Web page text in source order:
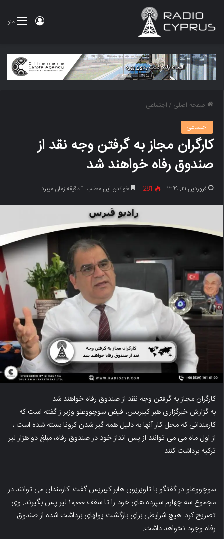
منو ورود
صفحه اصلی /اجتماعی
اجتماعی
کارگران مجاز به گرفتن وجه نقد از
صندوق رفاه خواهند شد
فروردین ۲۱, ۱۳۹۹ 281 خواندن این مطلب 1 دقیقه زمان میبرد
کارگران مجاز به گرفتن وجه نقد از صندوق رفاه خواهند شد.
به گزارش خبرگزاری هبر کیبریس، فیض سوچووعلو وزیر ز گفته است که
کارمندانی که محل کار آنها به دلیل همه گیر شدن کرونا بسته شده است ،
از اول ماه می می توانند از پس انداز خود در صندوق رفاه، مبلغ دو هزار لیر
ترکیه برداشت کنند
سوچووعلو در گفتگو با تلویزیون هابر کیبریس گفت: کارمندان می توانند در
مجموع سه چهارم سپرده های خود را تا سقف ۱۰,۰۰۰ لیر پس بگیرند. وی
تصریح کرد: هیچ شرایطی برای بازگشت پولهای برداشت شده از صندوق
رفاه وجود نخواهد داشت.